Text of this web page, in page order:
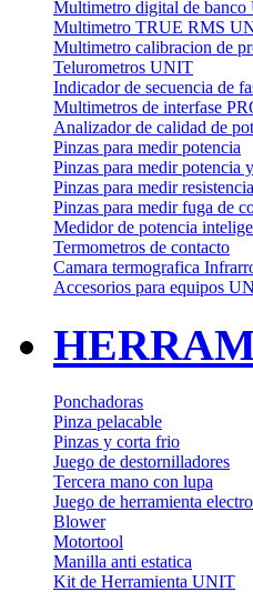
Multimetro digital de
Multimetro TRUE RMS
Multimetro calibracion de
Telurometros UNIT
Indicador de secuencia de
Multimetros de interfase
Analizador de calidad de
Pinzas para medir potencia
Pinzas para medir potencia
Pinzas para medir
Pinzas para medir fuga de
Medidor de potencia
Termometros de contacto
Camara termografica
Accesorios para equipos
Ponchadoras
Pinza pelacable
Pinzas y corta frio
Juego de destornilladores
Tercera mano con lupa
Juego de herramienta
Blower
Motortool
Manilla anti estatica
Kit de Herramienta UNIT